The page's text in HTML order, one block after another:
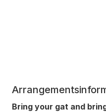
Bring your gat and